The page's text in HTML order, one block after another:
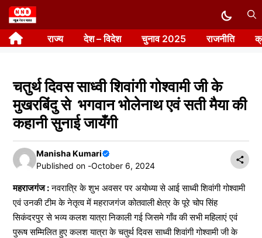
Skip
to
content राज्य देश – विदेश चुनाव 2025 राजनीति
चतुर्थ दिवस साध्वी शिवांगी गोश्वामी जी के
मुखरबिंदु से भगवान भोलेनाथ एवं सती मैया की
कहानी सुनाई जायँगी
Manisha Kumari
Published on -October 6, 2024
महराजगंज :नवरात्रि के शुभ अवसर पर अयोध्या से आई साध्वी शिवांगी गोश्वामी
एवं उनकी टीम के नेतृत्व में महराजगंज कोतवाली क्षेत्र के पूरे चोप सिंह
सिकंदरपुर से भव्य कलश यात्रा निकाली गई जिसमे गाँव की सभी महिलाएं एवं
पुरूष सम्मिलित हुए कलश यात्रा के चतुर्थ दिवस साध्वी शिवांगी गोश्वामी जी के